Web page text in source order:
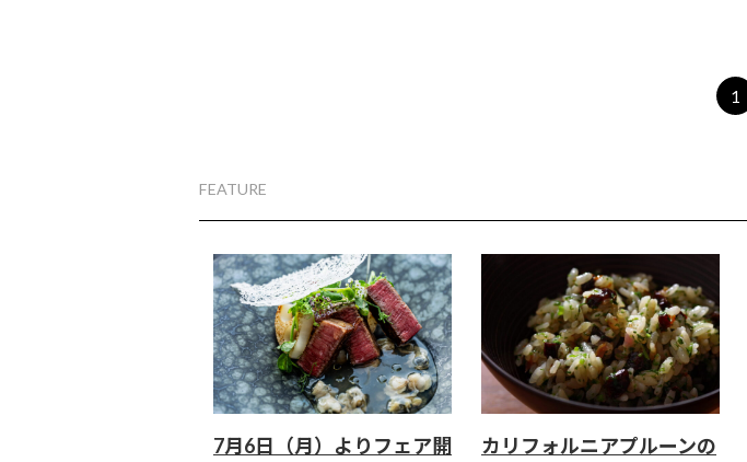
1
FEATURE
7月6日（月）よりフェア開
カリフォルニアプルーンの